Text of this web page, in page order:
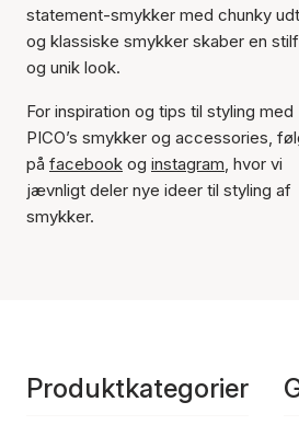
statement-smykker med chunky
og klassiske smykker skaber en
og unik look.
For inspiration og tips til styling med
PICO’s smykker og accessories,
på facebook og instagram, hvor vi
jævnligt deler nye ideer til styling af
smykker.
Produktkategorier